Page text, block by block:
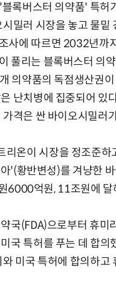
록버스터 의약품' 특허
밀러 시장을 놓고 물밑
사에 따르면 2032년까
풀리는 블록버스터 의
의약품의 독점생산권
난치병에 집중되어 있
격은 싼 바이오시밀러
리온이 시장을 정조준
'(황반변성)를 겨냥한
6000억원, 11조원에
국(FDA)으로부터 휴미
국 특허를 푸는 데 합
미국 특허에 합의하